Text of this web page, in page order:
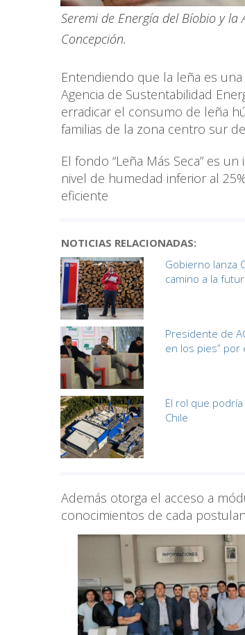
Seremi de Energía del Bíobio y
Concepción.
Entendiendo que la leña es
Agencia de Sustentabilidad
erradicar el consumo de leña
familias de la zona centro sur
El fondo “Leña Más Seca” es
nivel de humedad inferior al
eficiente
NOTICIAS RELACIONADAS:
Gobierno lanza
camino a la
Presidente de
en los pies”
El rol que
Chile
Además otorga el acceso a
conocimientos de cada